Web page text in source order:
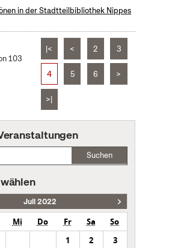
in der Stadtteilbibliothek Nippes
103
|< < 2 3
4 5 6 >
>|
Suchen
Juli 2022
Mi Do Fr Sa
So
1
2
3